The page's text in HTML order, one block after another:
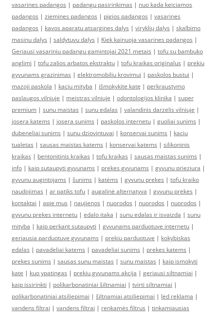
vasarines padangos | padangu pasirinkimas | nuo kada keiciamos
padangos | ziemines padangos | pigios padangos | vasarines
padangos | kavos aparatu atsargines dalys | viryklių dalys | skalbimo
masinu dalys | saldytuvu dalys | Kiek kainuoja vasarines padangos |
Geriausi vasariniu padangu gamintojai 2021 metais | tofu su bambuko
anglimi | tofu zalios arbatos ekstraktu | tofu kraikas originalus | prekiu
gyvunams grazinimas | elektromobiliu krovimui | paskolos bustui |
mazoji paskola | kaciu mityba | išmokykite katę | perkraustymo
paslaugos vilniuje | meistras vilniuje | odontologijos klinika | super
premium | sunu maistas | sunu edalas | valandinis darzelis vilniuje |
josera katems | josera sunims | paskolos internetu | guoliai sunims |
dubeneliai sunims | sunu dziovintuvai | konservai sunims | kaciu
tualetas | sausas maistas katems | konservai katems | silikoninis
kraikas | bentonitinis kraikas | tofu kraikas | sausas maistas sunims |
info | kaip sutaupyti gyvunams | prekes gyvunams | gyvunu prieziura |
gyvunu augintojams | šunims | katėms | gyvunu prekes | tofu kraiko
naudojimas | ar patiks tofu | augalinė alternatyva | gyvunu prekes |
kontaktai | apie mus | naujienos | nuorodos | nuorodos | nuorodos |
gyvunu prekes internetu | edalo itaka | sunu edalas ir isvaizda | sunu
mityba | kaip perkant sutaupyti | gyvunams parduotuve internetu |
geriausia parduotuve gyvunams | prekiu parduotuve | kokybiskas
edalas | pavadeliai katems | pavadeliai sunims | prekes katems |
prekes sunims | sausas sunu maistas | sunu maistas | kaip ismokyti
kate | kuo ypatingas | prekiu gyvunams akcija | geriausi siltnamiai |
kaip issirinkti | polikarbonatiniai šiltnamiai | tvirti siltnamiai |
polikarbonatiniai atsiliepimai | šiltnamiai atsiliepimai | led reklama |
vandens filtrai | vandens filtrai | renkamės filtrus | tinkamiausias